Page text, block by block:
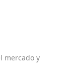
mercado y